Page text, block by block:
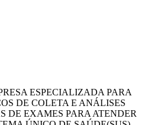
ESPECIALIZADA PARA
DE COLETA E ANÁLISES
DE EXAMES PARA ATENDER